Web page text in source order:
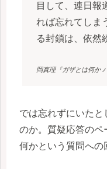
目して、連日報
れば忘れてしま
る封鎖は、依然
岡真理『ガザとは何か
では忘れずにいた
のか。質疑応答のペ
何かという質問への